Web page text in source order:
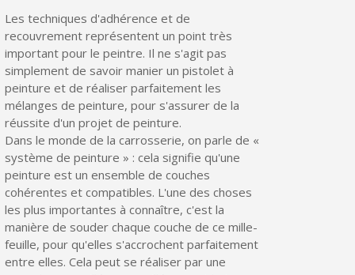
Livraison offerte en France métropolitaine pour 250€ d'achats
Paiement en 4x sans frais dès 30€ d'achats
Votre devis en ligne en moins d'1 minute
Partagez vos créations et obtenez des bons d'achat
Gagnez des points de fidélité à chaque commande
Livraison sous 24 h en France Métropolitaine
Retour produits sous 14 jours
Réduction de 5€ sur la première commande
10€ de bon d'achat pour chaque parrainage
Les techniques d'adhérence et de
recouvrement représentent un point très
important pour le peintre. Il ne s'agit pas
simplement de savoir manier un pistolet à
peinture et de réaliser parfaitement les
mélanges de peinture, pour s'assurer de la
réussite d'un projet de peinture.
Dans le monde de la carrosserie, on parle de «
système de peinture » : cela signifie qu'une
peinture est un ensemble de couches
cohérentes et compatibles. L'une des choses
les plus importantes à connaître, c'est la
manière de souder chaque couche de ce mille-
feuille, pour qu'elles s'accrochent parfaitement
entre elles. Cela peut se réaliser par une